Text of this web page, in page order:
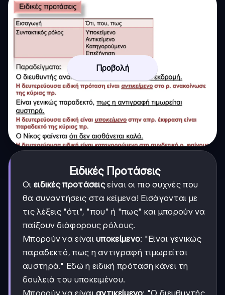
Προβολή
Ειδικές Προτάσεις
Οι ειδικές προτάσειςείναι οι πιο συχνές που
θα συναντήσεις στα κείμενα! Εισάγονται με
τις λέξεις "ότι", "που" ή "πως" και μπορούν να
παίξουν διάφορους ρόλους.
Μπορούν να είναιυποκείμενο: "Είναι γενικώς
παραδεκτό, πως η αντιγραφή τιμωρείται
αυστηρά." Εδώ η ειδική πρόταση κάνει τη
δουλειά του υποκειμένου.
Μπορούν να είναιαντικείμενο: "Ο διευθυντής